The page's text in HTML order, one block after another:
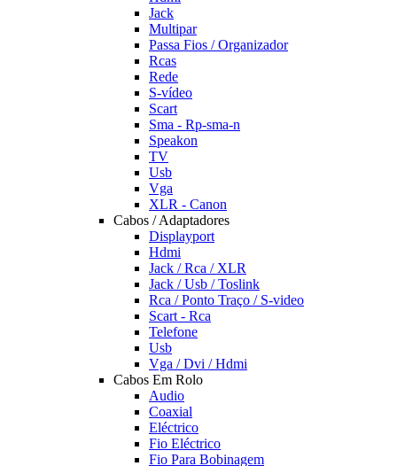
Jack
Multipar
Passa Fios / Organizador
Rcas
Rede
S-vídeo
Scart
Sma - Rp-sma-n
Speakon
TV
Usb
Vga
XLR - Canon
Cabos / Adaptadores
Displayport
Hdmi
Jack / Rca / XLR
Jack / Usb / Toslink
Rca / Ponto Traço / S-video
Scart - Rca
Telefone
Usb
Vga / Dvi / Hdmi
Cabos Em Rolo
Audio
Coaxial
Eléctrico
Fio Eléctrico
Fio Para Bobinagem